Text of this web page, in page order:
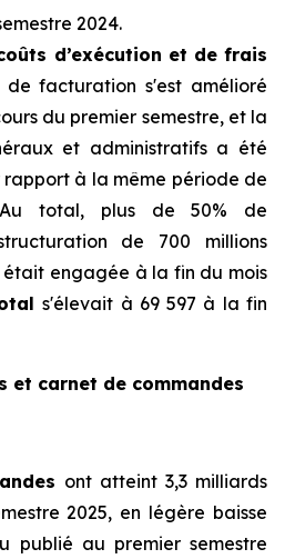
2024.
d’exécution et de frais
facturation s'est amélioré
du premier semestre, et la
et administratifs a été
à la même période de
Au total, plus de 50% de
de 700 millions
était engagée à la fin du mois
s'élevait à 69 597 à la fin
et carnet de commandes
ont atteint 3,3 milliards
2025, en légère baisse
publié au premier semestre